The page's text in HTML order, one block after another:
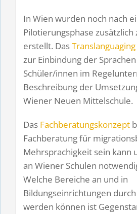
In Wien wurden noch nach
Pilotierungsphase zusätzlich
erstellt. DasTranslanguaging
zur Einbindung der
Schüler/innen im
Beschreibung der
Wiener Neuen Mittelschule.
Das Fachberatungskonzept
Fachberatung für
Mehrsprachigkeit sein kann
an Wiener Schulen
Welche Bereiche an und in
Bildungseinrichtungen
werden können ist